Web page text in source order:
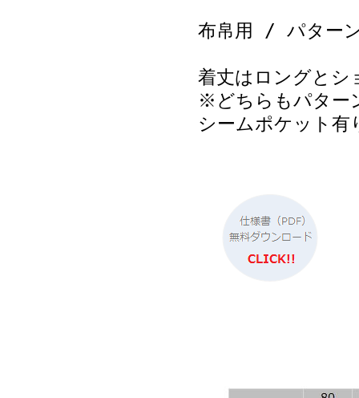
布帛用 / パター
着丈はロングとシ
※どちらもパター
シームポケット有